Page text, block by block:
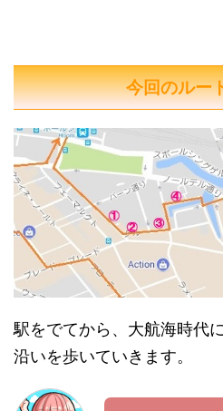
今回のルー
駅をでてから、大航海時代
沿いを歩いていきます。